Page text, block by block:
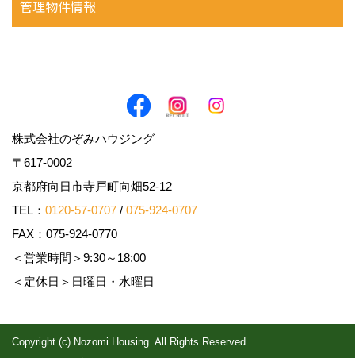
管理物件情報
株式会社のぞみハウジング
〒617-0002
京都府向日市寺戸町向畑52-12
TEL： 0120-57-0707 / 075-924-0707
FAX：075-924-0770
＜営業時間＞9:30～18:00
＜定休日＞日曜日・水曜日
Copyright (c) Nozomi Housing. All Rights Reserved.